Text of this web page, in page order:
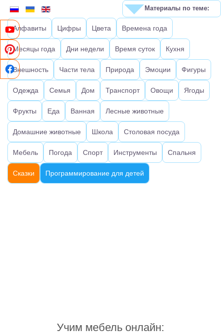
Алфавиты Цифры Цвета Времена года
Месяцы года Дни недели Время суток Кухня
Внешность Части тела Природа Эмоции Фигуры
Одежда Семья Дом Транспорт Овощи Ягоды
Фрукты Еда Ванная Лесные животные
Домашние животные Школа Столовая посуда
Мебель Погода Спорт Инструменты Спальня
Сказки Программирование для детей
Учим мебель онлайн:
Материалы по теме: